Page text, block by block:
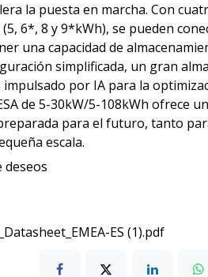
la puesta en marcha. Con
6*, 8 y 9*kWh), se pueden
una capacidad de
simplificada, un gran
impulsado por IA para la
de 5-30kW/5-108kWh ofrece
para el futuro, tanto
escala.
deseos
ES (1).pdf